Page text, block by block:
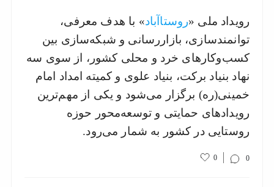
رویداد ملی «روستا‌آباد» با هدف معرفی،
توانمندسازی، بازاررسانی و شبکه‌سازی بین
کسب‌وکارهای خرد و محلی کشور، از سوی سه
نهاد بنیاد برکت، بنیاد علوی و کمیته امداد امام
خمینی(ره) برگزار می‌شود و یکی از مهم‌ترین
رویدادهای حمایتی و توسعه‌محور حوزه
روستایی در کشور به شمار می‌رود.
0
0